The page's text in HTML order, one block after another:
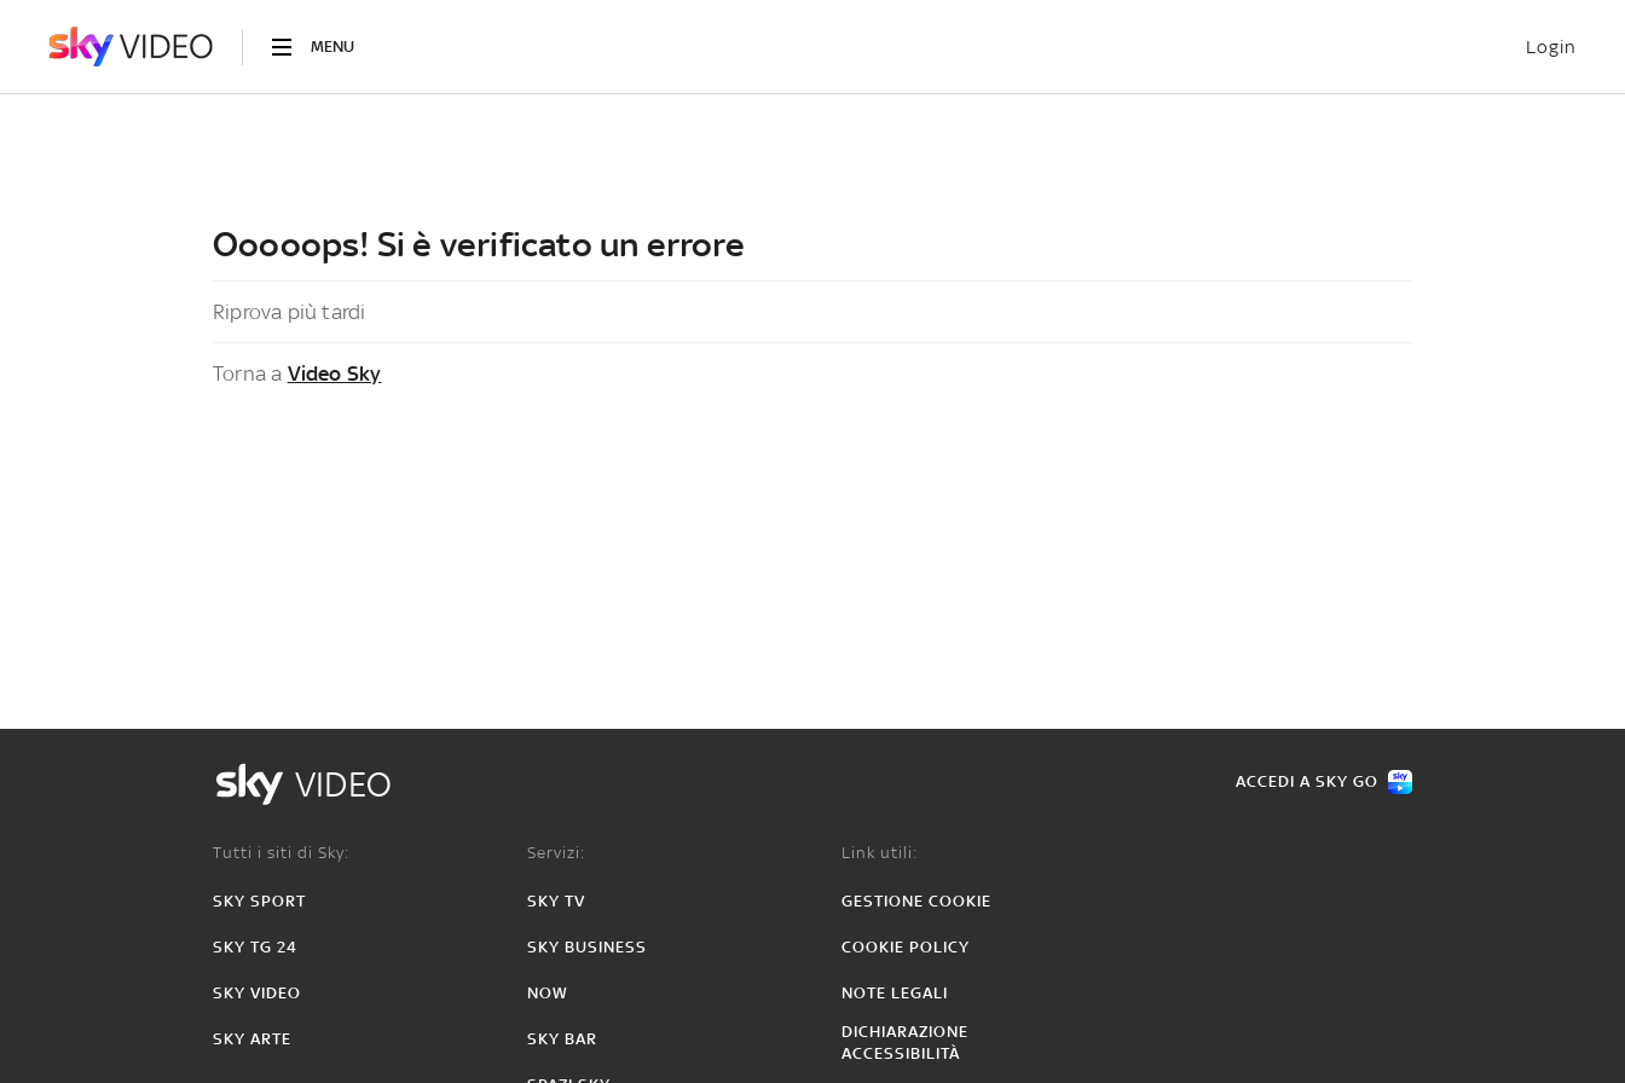
MENU Login
Ooooops! Si è verificato un errore
Riprova più tardi
Torna a Video Sky
VIDEO ACCEDI A SKY GO
Tutti i siti di Sky:
SKY SPORT
SKY TG 24
SKY VIDEO
SKY ARTE
Servizi:
SKY TV
SKY BUSINESS
NOW
SKY BAR
Link utili:
GESTIONE COOKIE
COOKIE POLICY
NOTE LEGALI
DICHIARAZIONE
ACCESSIBILITÀ